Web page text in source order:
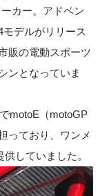
カー。アドベン
デルがリリース
販の電動スポーツ
ンとなっていま
motoE（motoGP
っており、ワンメ
していました。